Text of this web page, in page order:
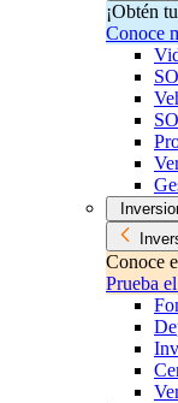
¡Obtén
Conoce
Conoce
Prueba